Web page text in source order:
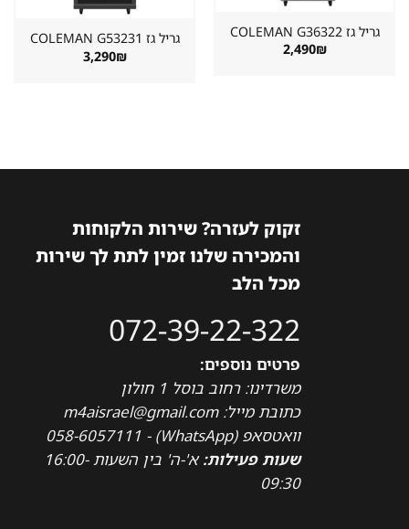
גריל גז ⁦COLEMAN G36322⁩
2,490₪
גריל גז ⁦COLEMAN G53231⁩
3,290₪
זקוק לעזרה? שירות הלקוחות
והמכירה שלנו זמין לתת לך שירות
מכל הלב
072-39-22-322
פרטים נוספים:
משרדינו: רחוב בוסל 1 חולון
כתובת מייל: m4aisrael@gmail.com
וואטסאפ (WhatsApp) - 058-6057111
שעות פעילות:
א'-ה' בין השעות 16:00-
09:30